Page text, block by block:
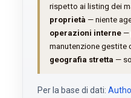
rispetto ai listing dei
proprietà — niente
operazioni interne—
manutenzione gestite
geografia stretta —
Per la base di dati: